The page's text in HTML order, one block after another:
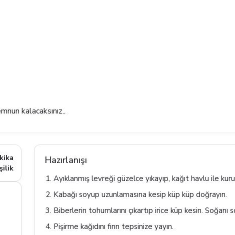
kalacaksınız..
Hazırlanışı
Ayıklanmış levreği güzelce yıkayıp, kağıt havlu ile
Kabağı soyup uzunlamasına kesip küp küp doğrayın.
Biberlerin tohumlarını çıkartıp irice küp kesin. Soğanı
Pişirme kağıdını fırın tepsinize yayın.